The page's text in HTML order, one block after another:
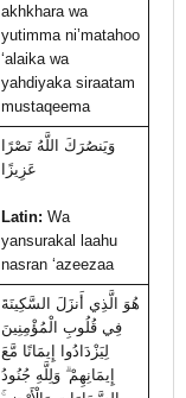
akhkhara wa
yutimma ni’matahoo
‘alaika wa
yahdiyaka siraatam
mustaqeema
وَيَنصُرَكَ اللَّهُ نَصْرًا
عَزِيزًا
Latin: Wa
yansurakal laahu
nasran ‘azeezaa
هُوَ الَّذِي أَنزَلَ السَّكِينَةَ
فِي قُلُوبِ الْمُؤْمِنِينَ
لِيَزْدَادُوا إِيمَانًا مَّعَ
إِيمَانِهِمْ ۗ وَلِلَّهِ جُنُودُ